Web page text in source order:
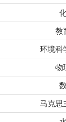
教
环境科
物
马克思